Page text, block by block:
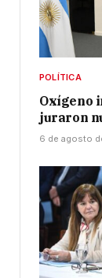
POLÍTICA
Oxígeno
juraron
6 de agosto